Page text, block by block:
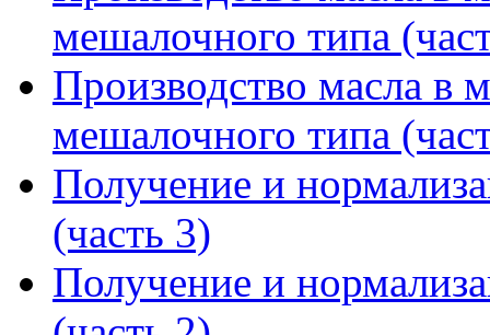
мешалочного типа
Производство масла в
мешалочного типа
Получение и
(часть 3)
Получение и